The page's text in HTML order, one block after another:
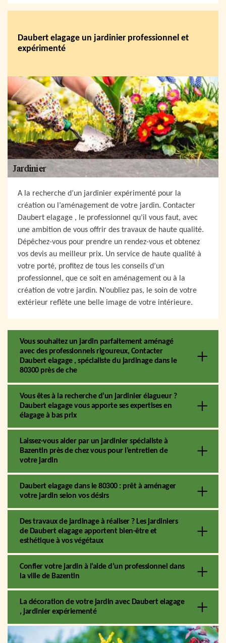
Daubert elagage un jardinier professionnel et
expérimenté
A la recherche d’un jardinier expérimenté pour la
création ou l’aménagement de votre jardin. Contacter
Daubert elagage , le professionnel qu’il vous faut, avec
une ambition de vous offrir des travaux de haute qualité.
Dépêchez-vous pour prendre un rendez-vous et obtenez
vos devis au meilleur prix. Un service de haute qualité à
votre porté, profitez de tous les conseils d’un
professionnel, que ce soit en aménagement ou à la
création de votre jardin. N’oubliez pas, le soin de votre
extérieur reflète une belle image de votre intérieure.
Vous souhaitez un jardin parfaitement aménagé
avec des professionnels rigoureux, Contacter
Daubert elagage , spécialiste du jardinage dans le
80300 près de che
Vous êtes à la recherche d’un jardinier élagueur ?
Daubert elagage vous apporte ses expertises en
élagage à bas prix
Laissez-vous aider par un jardinier spécialiste à
Bazentin près de chez vous pour l’entretien de
votre jardin
Daubert elagage dans le 80300 : prêt à aménager
votre jardin selon vos désirs
Des travaux de jardinage à réaliser ? Les jardiniers
de Daubert elagage apportent bien-être et
esthétique à vos végétaux
Confier votre jardin à l’aide d’un professionnel dans
la ville de Bazentin
La décoration de votre jardin avec Daubert elagage
, jardinier expériementé